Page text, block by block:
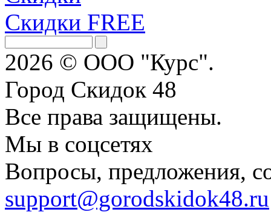
Скидки FREE
2026 © ООО "Курс".
Город Скидок 48
Все права защищены.
Мы в соцсетях
Вопросы, предложения,
support@gorodskidok48.ru